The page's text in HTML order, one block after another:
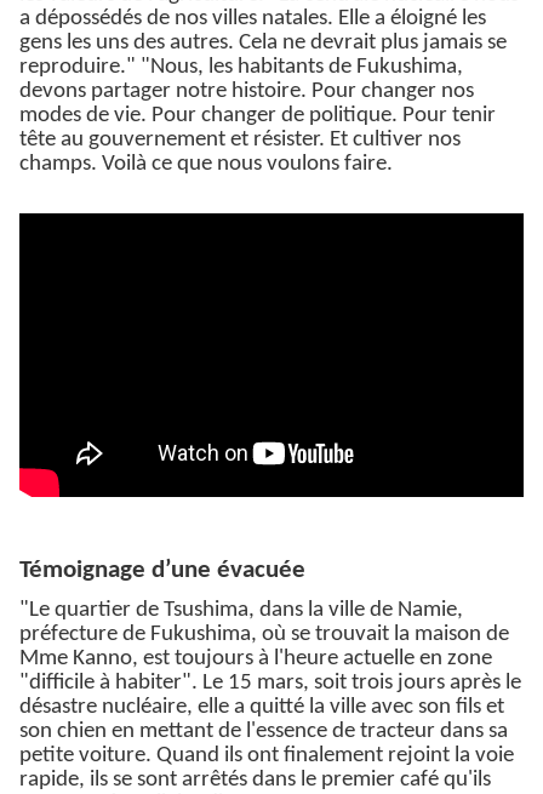
a dépossédés de nos villes natales. Elle a éloigné les
gens les uns des autres. Cela ne devrait plus jamais se
reproduire." "Nous, les habitants de Fukushima,
devons partager notre histoire. Pour changer nos
modes de vie. Pour changer de politique. Pour tenir
tête au gouvernement et résister. Et cultiver nos
champs. Voilà ce que nous voulons faire.
Témoignage d’une évacuée
"Le quartier de Tsushima, dans la ville de Namie,
préfecture de Fukushima, où se trouvait la maison de
Mme Kanno, est toujours à l'heure actuelle en zone
"difficile à habiter". Le 15 mars, soit trois jours après le
désastre nucléaire, elle a quitté la ville avec son fils et
son chien en mettant de l'essence de tracteur dans sa
petite voiture. Quand ils ont finalement rejoint la voie
rapide, ils se sont arrêtés dans le premier café qu'ils